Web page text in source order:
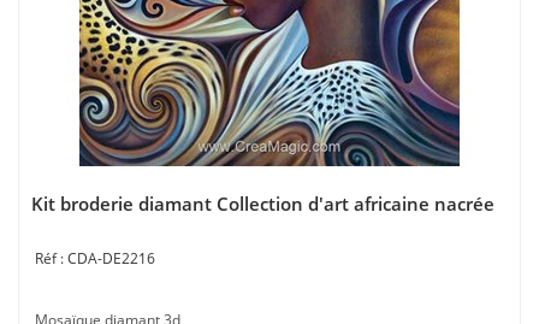
Kit broderie diamant Collection d'art africaine nacrée
CDA-DE2216
Mosaïque diamant 3d